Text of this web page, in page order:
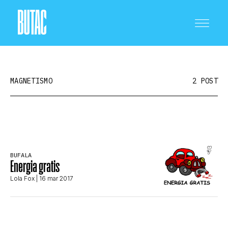
SCIENZA E TECNOLOGIA
MAGNETISMO 2 POST
BUFALA
Energia gratis
Lola Fox | 16 mar 2017